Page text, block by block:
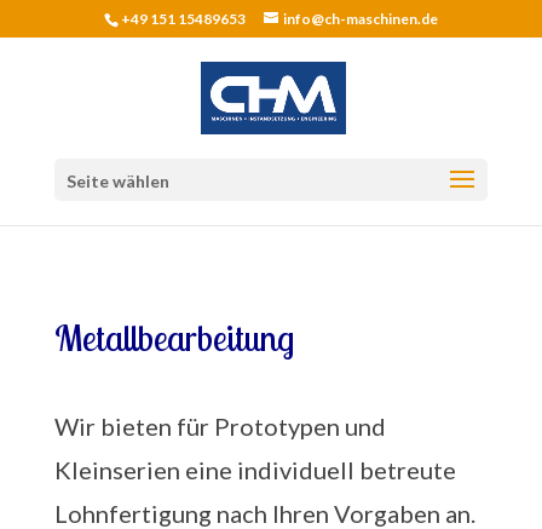
+49 151 15489653 info@ch-maschinen.de
Seite wählen
Metallbearbeitung
Wir bieten für Prototypen und
Kleinserien eine individuell betreute
Lohnfertigung nach Ihren Vorgaben an.